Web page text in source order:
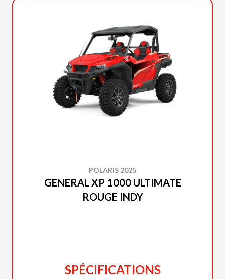
POLARIS 2025
GENERAL XP 1000 ULTIMATE
ROUGE INDY
SPÉCIFICATIONS